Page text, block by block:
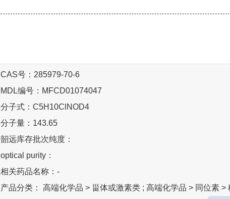
CAS号：285979-70-6
MDL编号：MFCD01074047
分子式：C5H10ClNOD4
分子量：143.65
韶远库存批次纯度：
optical purity：
相关药品名称：-
产品分类： 高端化学品 > 甾体或激素类 ; 高端化学品 > 同位素 >